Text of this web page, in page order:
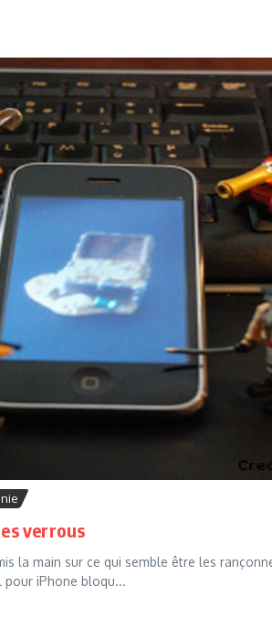
verrous
la main sur ce qui semble être les
pour iPhone bloqu...